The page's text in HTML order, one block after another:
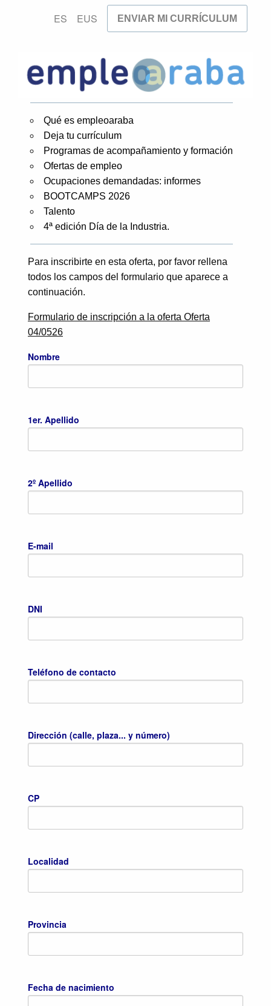
ES EUS ENVIAR MI CURRÍCULUM
Qué es empleoaraba
Deja tu currículum
Programas de acompañamiento y formación
Ofertas de empleo
Ocupaciones demandadas: informes
BOOTCAMPS 2026
Talento
4ª edición Día de la Industria.
Para inscribirte en esta oferta, por favor rellena
todos los campos del formulario que aparece a
continuación.
Formulario de inscripción a la oferta Oferta
04/0526
Nombre
1er. Apellido
2º Apellido
E-mail
DNI
Teléfono de contacto
Dirección (calle, plaza... y número)
CP
Localidad
Provincia
Fecha de nacimiento